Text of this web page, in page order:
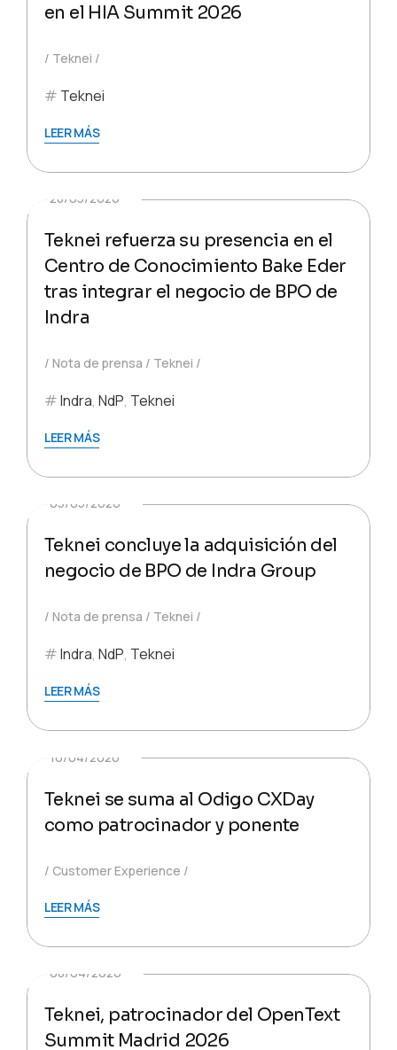
en el HIA Summit 2026
Teknei
Teknei
LEER MÁS
28/05/2026
Teknei refuerza su presencia en el
Centro de Conocimiento Bake Eder
tras integrar el negocio de BPO de
Indra
Nota de prensa Teknei
Indra, NdP, Teknei
LEER MÁS
05/05/2026
Teknei concluye la adquisición del
negocio de BPO de Indra Group
Nota de prensa Teknei
Indra, NdP, Teknei
LEER MÁS
16/04/2026
Teknei se suma al Odigo CXDay
como patrocinador y ponente
Customer Experience
LEER MÁS
08/04/2026
Teknei, patrocinador del OpenText
Summit Madrid 2026